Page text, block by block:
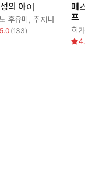
의 아이
후유미 추지나
5.0 (133)
매
프
히